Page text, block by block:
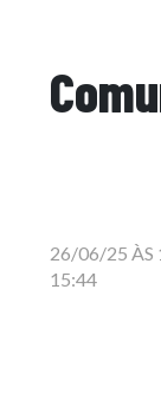
26/06/25 ÀS
15:44